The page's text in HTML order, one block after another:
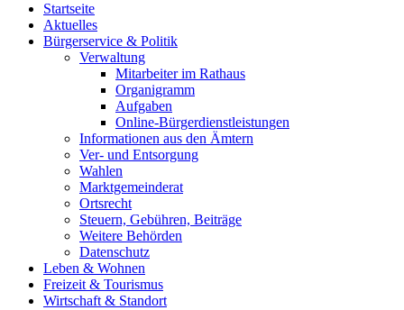
Startseite
Aktuelles
Bürgerservice & Politik
Verwaltung
Mitarbeiter im Rathaus
Organigramm
Aufgaben
Online-Bürgerdienstleistungen
Informationen aus den Ämtern
Ver- und Entsorgung
Wahlen
Marktgemeinderat
Ortsrecht
Steuern, Gebühren, Beiträge
Weitere Behörden
Datenschutz
Leben & Wohnen
Freizeit & Tourismus
Wirtschaft & Standort